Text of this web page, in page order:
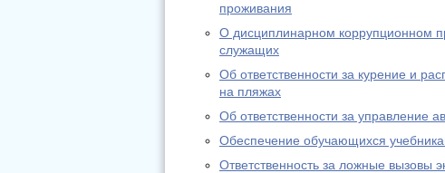
проживания
О дисциплинарном коррупционном
служащих
Об ответственности за курение и
на пляжах
Об ответственности за управление
Обеспечение обучающихся
Ответственность за ложные вызовы